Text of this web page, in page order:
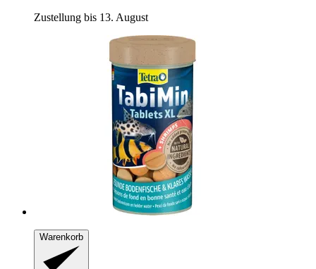
Zustellung bis 13. August
Warenkorb